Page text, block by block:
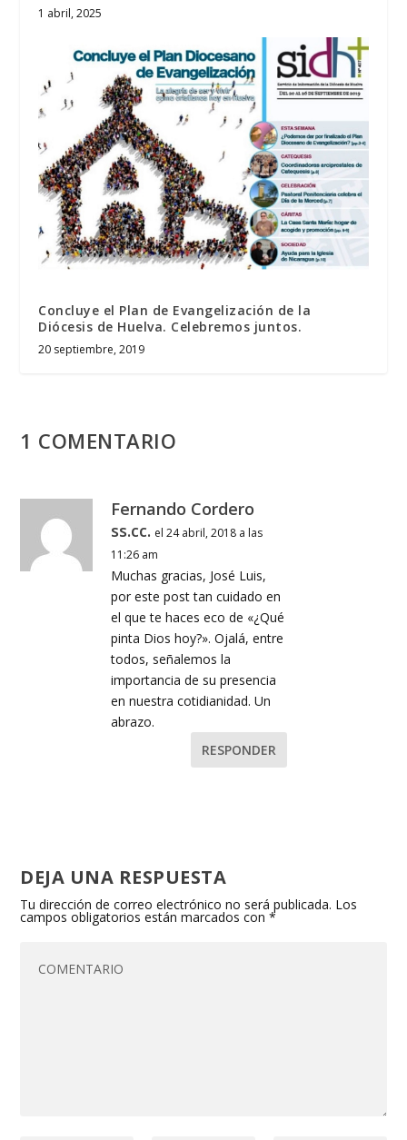
1 abril, 2025
Concluye el Plan de Evangelización de la
Diócesis de Huelva. Celebremos juntos.
20 septiembre, 2019
1 COMENTARIO
Fernando Cordero
ss.cc. el 24 abril, 2018 a las
11:26 am
Muchas gracias, José Luis,
por este post tan cuidado en
el que te haces eco de «¿Qué
pinta Dios hoy?». Ojalá, entre
todos, señalemos la
importancia de su presencia
en nuestra cotidianidad. Un
abrazo.
RESPONDER
DEJA UNA RESPUESTA
Tu dirección de correo electrónico no será publicada. Los
campos obligatorios están marcados con*